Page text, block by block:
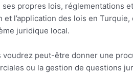
propres lois, réglementations
l’application des lois en
juridique local.
peut-être donner une
ou la gestion de questions